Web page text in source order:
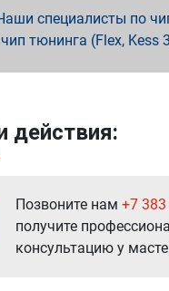
специалисты по
тюнинга (Flex, Kess
действия:
Позвоните нам +7
получите
консультацию у